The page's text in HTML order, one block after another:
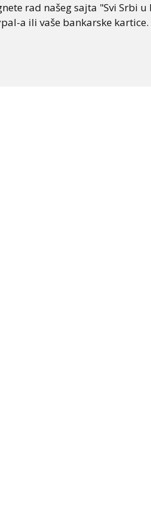
rad našeg sajta "Svi Srbi
a ili vaše bankarske kartice.